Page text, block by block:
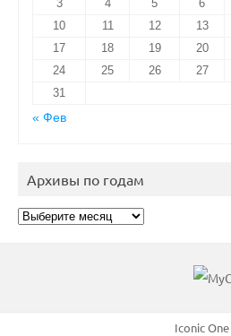
3
4 5 6
10
11 12 13
17
18 19 20
24
25 26 27
31
« Фев
Архивы по годам
Архивы
Iconic One